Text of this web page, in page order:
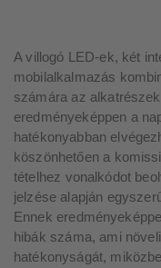
A villogó LED-ek, két
mobilalkalmazás
számára az
eredményeképpen a
hatékonyabban
köszönhetően a
tételhez vonalkódot
jelzése alapján
Ennek
hibák száma, ami
hatékonyságát,